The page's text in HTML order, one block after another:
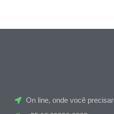
On line, onde você precisar